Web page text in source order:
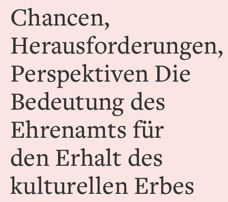
Chancen,
Herausforderungen,
Perspektiven Die
Bedeutung des
Ehrenamts für
den Erhalt des
kulturellen Erbes